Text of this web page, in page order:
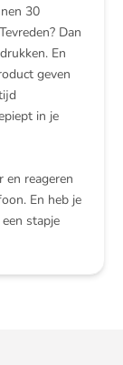
30
Dan
En
geven
in je
en reageren
En heb je
stapje